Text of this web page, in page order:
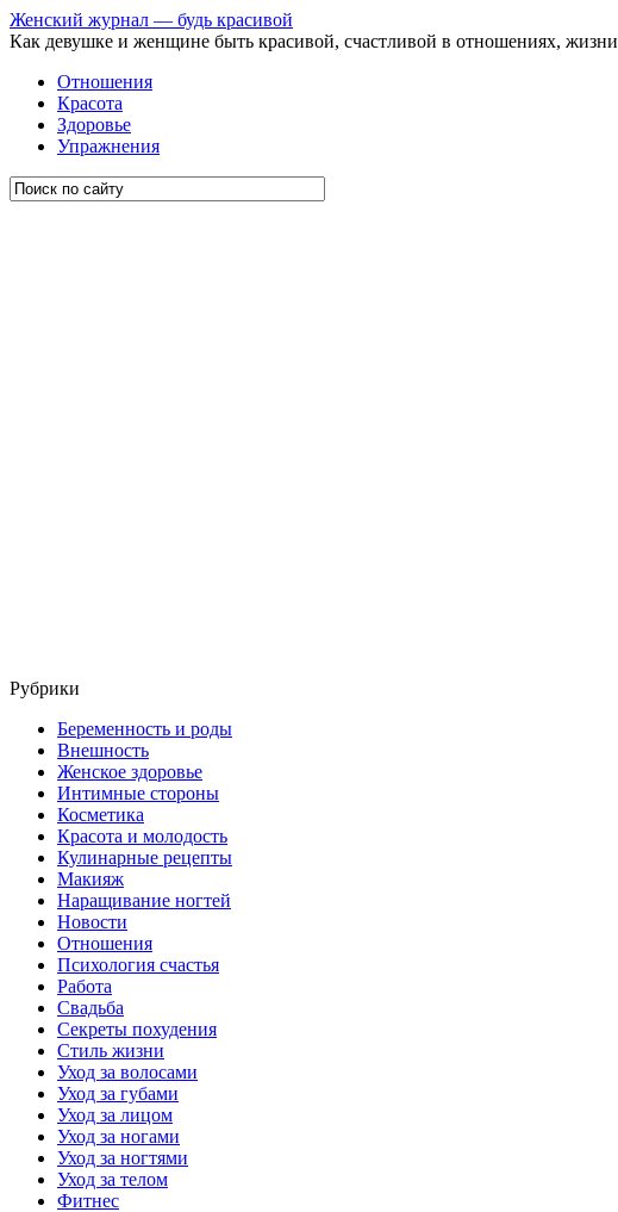
Женский журнал — будь красивой
Как девушке и женщине быть красивой, счастливой в отношениях, жизни
Отношения
Красота
Здоровье
Упражнения
Рубрики
Беременность и роды
Внешность
Женское здоровье
Интимные стороны
Косметика
Красота и молодость
Кулинарные рецепты
Макияж
Наращивание ногтей
Новости
Отношения
Психология счастья
Работа
Свадьба
Секреты похудения
Стиль жизни
Уход за волосами
Уход за губами
Уход за лицом
Уход за ногами
Уход за ногтями
Уход за телом
Фитнес